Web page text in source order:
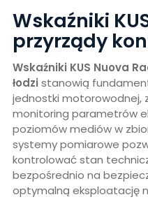
Wskaźniki
przyrządy
Wskaźniki KUS Nuova
łodzi stanowią
jednostki motorowodnej,
monitoring parametrów
poziomów mediów w
systemy pomiarowe
kontrolować stan
bezpośrednio na
optymalną eksploatację